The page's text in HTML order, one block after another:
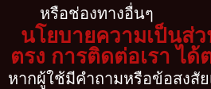
หรือช่องทางอื่นๆ
นโยบายความเป็นส่
ตรง การติดต่อเรา ได้
หากผู้ใช้มีคำถามหรือข้อสงสั